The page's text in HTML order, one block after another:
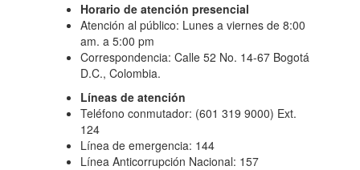
Horario de atención presencial
Atención al público: Lunes a viernes de 8:00
am. a 5:00 pm
Correspondencia: Calle 52 No. 14-67 Bogotá
D.C., Colombia.
Líneas de atención
Teléfono conmutador: (601 319 9000) Ext.
124
Línea de emergencia: 144
Línea Anticorrupción Nacional: 157